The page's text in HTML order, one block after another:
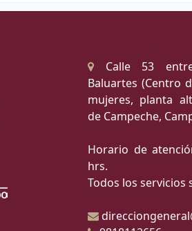
Calle 53
Baluartes (Centro
mujeres, planta
de Campeche,
Horario de
hrs.
Todos los servicios